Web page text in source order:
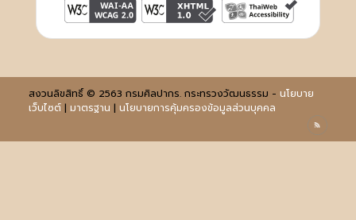
สงวนลิขสิทธิ์ © 2563 กรมศิลปากร. กระทรวงวัฒนธรรม - นโยบาย
เว็บไซต์| มาตรฐาน | นโยบายการคุ้มครองข้อมูลส่วนบุคคล